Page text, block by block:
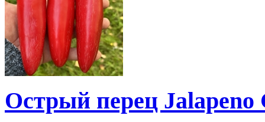
Острый перец Jalapeno